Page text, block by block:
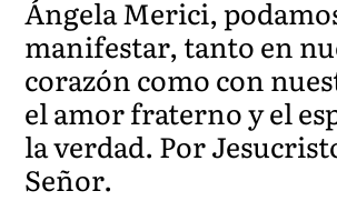
Ángela Merici,
manifestar, tanto en
corazón como con
el amor fraterno y el
la verdad. Por
Señor.